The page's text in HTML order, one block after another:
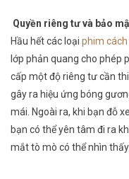
Quyền riêng tư và bảo
Hầu hết các loại phim cách
lớp phản quang cho phép
cấp một độ riêng tư cần
gây ra hiệu ứng bóng
mái. Ngoài ra, khi bạn đỗ
bạn có thể yên tâm đi ra
mắt tò mò có thể nhìn